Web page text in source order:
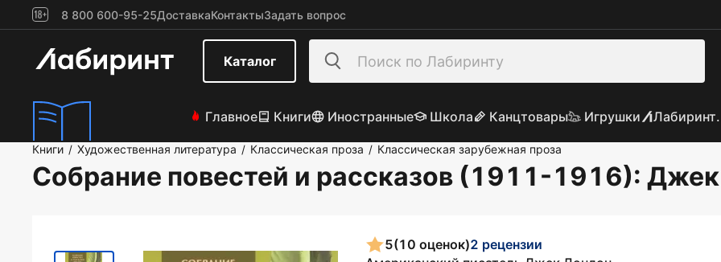
8 800 600-95-25ДоставкаКонтактыЗадать вопрос
Каталог
Главное Книги Иностранные Школа Канцтовары Игрушки
Книги / Художественная литература / Классическая проза / Классическая зарубежная проза
Собрание повестей и рассказов (1911-1916):
5(10 оценок)2 рецензии